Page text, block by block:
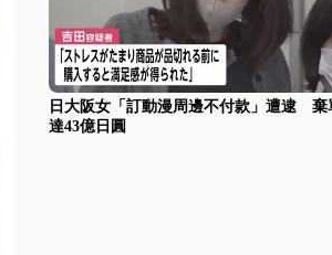
日大阪女「訂動漫周邊不付款」遭逮 棄
達43億日圓